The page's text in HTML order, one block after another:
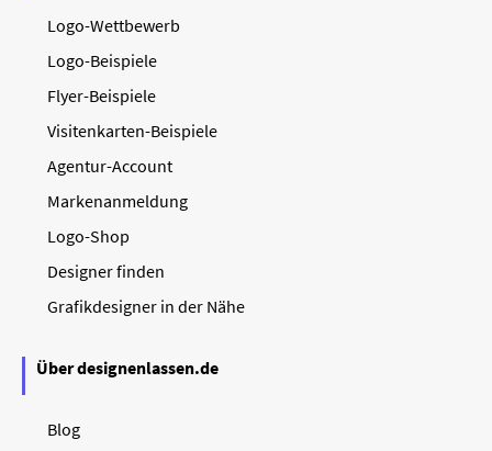
Logo-Wettbewerb
Logo-Beispiele
Flyer-Beispiele
Visitenkarten-Beispiele
Agentur-Account
Markenanmeldung
Logo-Shop
Designer finden
Grafikdesigner in der Nähe
Über designenlassen.de
Blog